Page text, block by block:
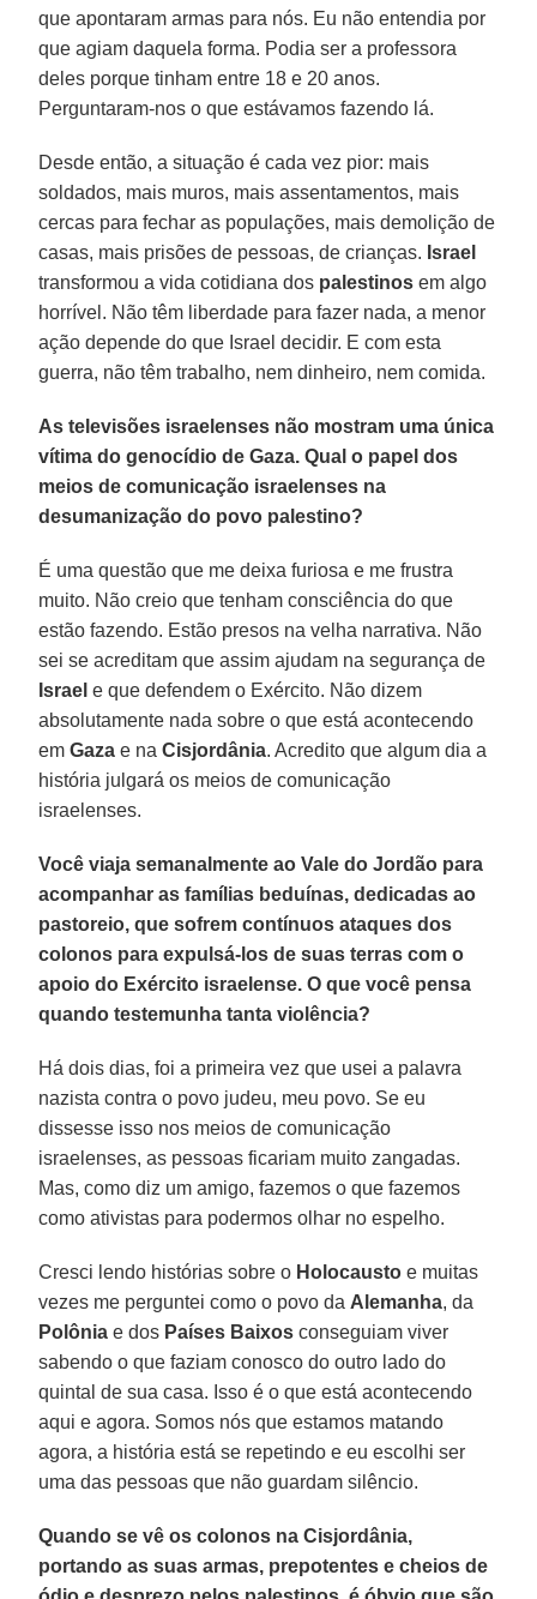
que apontaram armas para nós. Eu não entendia por
que agiam daquela forma. Podia ser a professora
deles porque tinham entre 18 e 20 anos.
Perguntaram-nos o que estávamos fazendo lá.
Desde então, a situação é cada vez pior: mais
soldados, mais muros, mais assentamentos, mais
cercas para fechar as populações, mais demolição de
casas, mais prisões de pessoas, de crianças. Israel
transformou a vida cotidiana dos palestinos em algo
horrível. Não têm liberdade para fazer nada, a menor
ação depende do que Israel decidir. E com esta
guerra, não têm trabalho, nem dinheiro, nem comida.
As televisões israelenses não mostram uma única
vítima do genocídio de Gaza. Qual o papel dos
meios de comunicação israelenses na
desumanização do povo palestino?
É uma questão que me deixa furiosa e me frustra
muito. Não creio que tenham consciência do que
estão fazendo. Estão presos na velha narrativa. Não
sei se acreditam que assim ajudam na segurança de
Israel e que defendem o Exército. Não dizem
absolutamente nada sobre o que está acontecendo
emGaza e naCisjordânia. Acredito que algum dia a
história julgará os meios de comunicação
israelenses.
Você viaja semanalmente ao Vale do Jordão para
acompanhar as famílias beduínas, dedicadas ao
pastoreio, que sofrem contínuos ataques dos
colonos para expulsá-los de suas terras com o
apoio do Exército israelense. O que você pensa
quando testemunha tanta violência?
Há dois dias, foi a primeira vez que usei a palavra
nazista contra o povo judeu, meu povo. Se eu
dissesse isso nos meios de comunicação
israelenses, as pessoas ficariam muito zangadas.
Mas, como diz um amigo, fazemos o que fazemos
como ativistas para podermos olhar no espelho.
Cresci lendo histórias sobre o Holocausto e muitas
vezes me perguntei como o povo da Alemanha, da
Polônia e dos Países Baixos conseguiam viver
sabendo o que faziam conosco do outro lado do
quintal de sua casa. Isso é o que está acontecendo
aqui e agora. Somos nós que estamos matando
agora, a história está se repetindo e eu escolhi ser
uma das pessoas que não guardam silêncio.
Quando se vê os colonos na Cisjordânia,
portando as suas armas, prepotentes e cheios de